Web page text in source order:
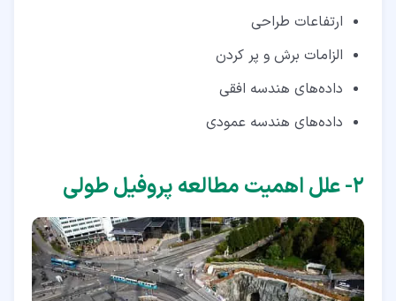
ارتفاعات طراحی
الزامات برش و پر کردن
داده‌های هندسه افقی
داده‌های هندسه عمودی
۲‏- علل اهمیت مطالعه پروفیل طولی